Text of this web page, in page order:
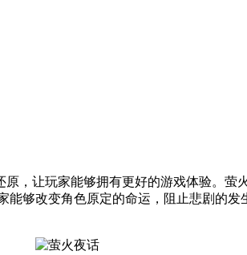
，让玩家能够拥有更好的游戏体验。
够改变角色原定的命运，阻止悲剧的